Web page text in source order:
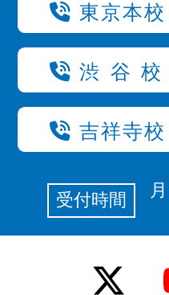
東京本校
渋谷校
吉祥寺校
受付時間